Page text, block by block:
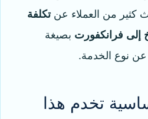
كثير من العملاء عنتكلفة
إلى فرانكفورت بصيغة
نوع الخدمة.
تخدم هذا